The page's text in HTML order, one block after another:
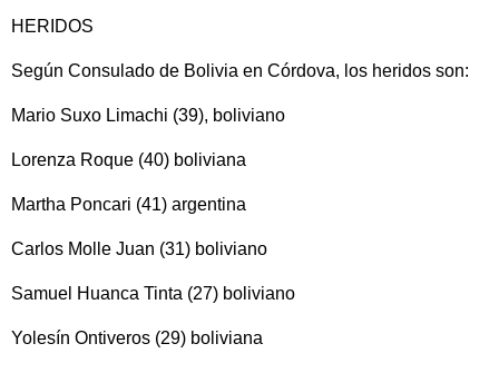
HERIDOS
Según Consulado de Bolivia en Córdova, los heridos son:
Mario Suxo Limachi (39), boliviano
Lorenza Roque (40) boliviana
Martha Poncari (41) argentina
Carlos Molle Juan (31) boliviano
Samuel Huanca Tinta (27) boliviano
Yolesín Ontiveros (29) boliviana